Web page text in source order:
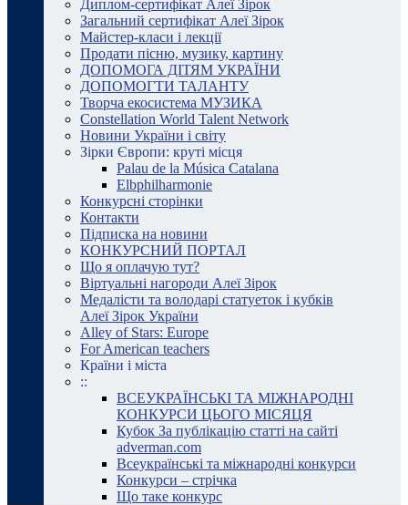
Диплом-сертифікат Алеї Зірок
Загальний сертифікат Алеї Зірок
Майстер-класи і лекції
Продати пісню, музику, картину
ДОПОМОГА ДІТЯМ УКРАЇНИ
ДОПОМОГТИ ТАЛАНТУ
Творча екосистема МУЗИКА
Constellation World Talent Network
Новини України і світу
Зірки Європи: круті місця
Palau de la Música Catalana
Elbphilharmonie
Конкурсні сторінки
Контакти
Підписка на новини
КОНКУРСНИЙ ПОРТАЛ
Що я оплачую тут?
Віртуальні нагороди Алеї Зірок
Медалісти та володарі статуеток і кубків
Алеї Зірок України
Alley of Stars: Europe
For American teachers
Країни і міста
::
ВСЕУКРАЇНСЬКІ ТА МІЖНАРОДНІ
КОНКУРСИ ЦЬОГО МІСЯЦЯ
Кубок За публікацію статті на сайті
adverman.com
Всеукраїнські та міжнародні конкурси
Конкурси – стрічка
Що таке конкурс